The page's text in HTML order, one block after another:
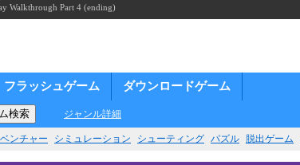
Walkthrough Part 4 (ending)
フラッシュゲーム ダウンロードゲーム
ジャンル詳細
ンチャー シミュレーション シューティング パズル 脱出ゲーム